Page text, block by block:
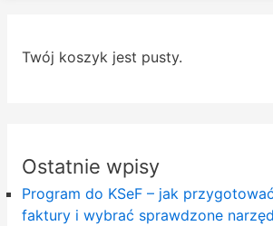
Twój koszyk jest pusty.
Ostatnie wpisy
Program do KSeF – jak
faktury i wybrać sprawdzone